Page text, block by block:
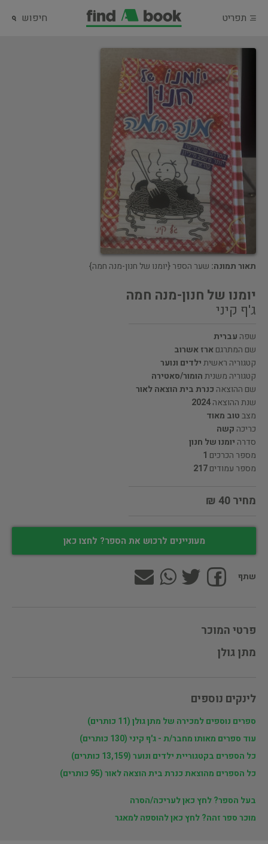
תפריט חיפוש
תאור תמונה: שער הספר {יומנו של חנון-מנה חמה}
יומנו של חנון-מנה חמה
ג'ף קיני
שפה עברית
שם המתרגםארז אשרוב
קטגוריה ראשיתילדים ונוער
קטגוריה משניתהומור/סאטירה
שם ההוצאה כנרת בית הוצאה לאור
שנת ההוצאה2024
מצבטוב מאוד
כריכה קשה
סדרה יומנו של חנון
מספר הכרכים 1
מספר עמודים217
מחיר 40 ₪
מעוניינים לרכוש את הספר? לחצו כאן
שתף
פרטי המוכר
מתן גולן
לינקים נוספים
ספרים נוספים למכירה של מתן גולן (11 כותרים)
עוד ספרים מאותו מחבר/ת - ג'ף קיני (130 כותרים)
כל הספרים בקטגוריית ילדים ונוער (13,159 כותרים)
כל הספרים מהוצאת כנרת בית הוצאה לאור (95 כותרים)
בעל הספר? לחץ כאן לעריכה/הסרה
מוכר ספר זהה? לחץ כאן להוספה למאגר